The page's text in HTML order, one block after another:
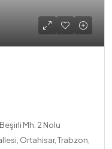
Mh. 2 Nolu
Ortahisar, Trabzon,